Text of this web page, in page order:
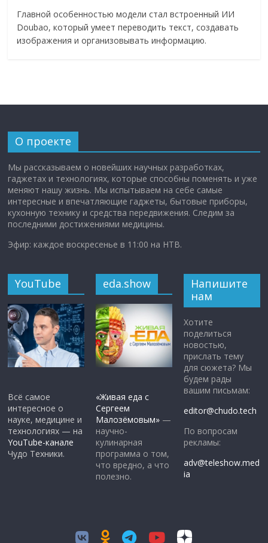
Главной особенностью модели стал встроенный ИИ
Doubao, который умеет переводить текст, создавать
изображения и организовывать информацию.
О проекте
Мы рассказываем о новейших научных разработках,
гаджетах и технологиях, которые способны поменять и уже
меняют нашу жизнь. Мы испытываем на себе самые
интересные и впечатляющие гаджеты, бытовые приборы,
кухонную технику и средства передвижения. Следим за
последними достижениями медицины.
Эфир: каждое воскресенье в 11:00 на НТВ.
YouTube
Всё самое
интересное о
науке, медицине и
технологиях — на
YouTube-канале
Чудо Техники.
eda.show
«Живая еда с
Сергеем
Малозёмовым» —
научно-
кулинарная
программа о том,
что вредно, а что
полезно.
Напишите
нам
Хотите
поделиться
новостью,
прислать тему
для сюжета? Мы
будем рады
вашим письмам:
editor@chudo.tech
По вопросам
рекламы:
adv@teleshow.med
ia